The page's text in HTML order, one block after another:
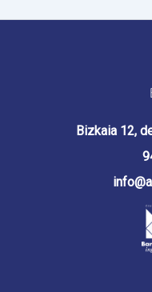
Bizkaia 12,